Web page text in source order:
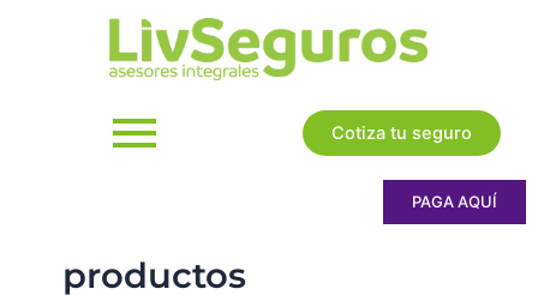
Cotiza tu seguro
PAGA AQUÍ
productos